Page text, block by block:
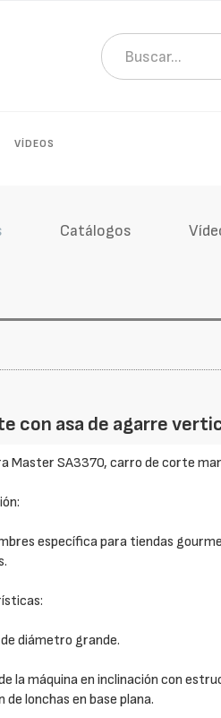
VÍDEOS
Catálogos
con asa de agarre
Master SA3370, carro de corte
específica para tiendas
diámetro grande.
la máquina en inclinación con
de lonchas en base plana.